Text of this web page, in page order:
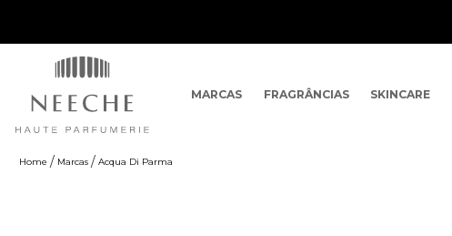
MARCAS FRAGRÂNCIAS SKINCARE
Marcas Acqua Di Parma